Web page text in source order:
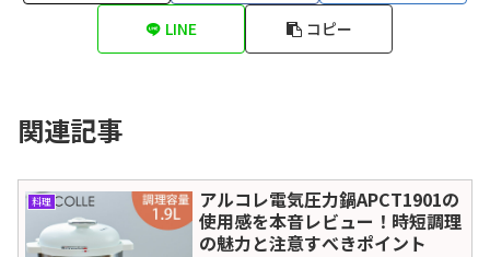
LINE コピー
関連記事
料理
アルコレ電気圧力鍋APCT1901の
使用感を本音レビュー！時短調理
の魅力と注意すべきポイント